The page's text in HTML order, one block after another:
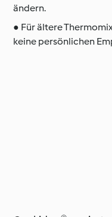
ändern.
● Für ältere
keine persönlichen